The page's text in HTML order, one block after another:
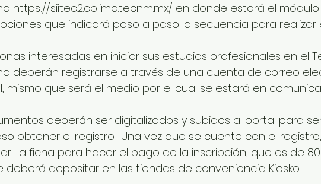
https://siitec2.colima.tecnm.mx/ en donde estará el
que indicará paso a paso la secuencia para realizar
interesadas en iniciar sus estudios profesionales en el
deberán registrarse a través de una cuenta de correo
mismo que será el medio por el cual se estará en
deberán ser digitalizados y subidos al portal para
obtener el registro.  Una vez que se cuente con el
la ficha para hacer el pago de la inscripción, que es de
deberá depositar en las tiendas de conveniencia Kiosko.